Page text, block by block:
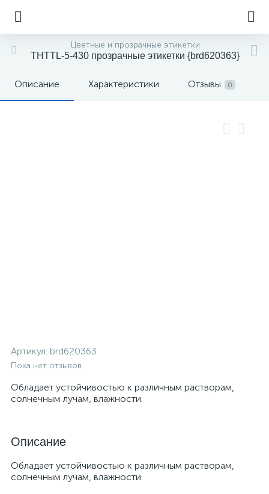
Цветные и прозрачные этикетки
THTTL-5-430 прозрачные этикетки {brd620363}
Описание Характеристики Отзывы 0
Артикул: brd620363
Пока нет отзывов
Обладает устойчивостью к различным растворам,
солнечным лучам, влажности.
Описание
Обладает устойчивостью к различным растворам,
солнечным лучам, влажности